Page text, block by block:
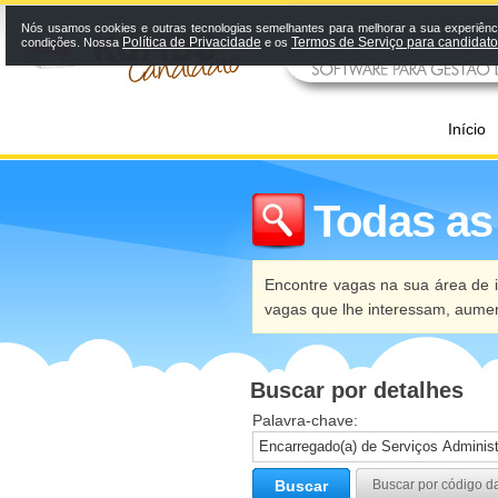
Início
Todas
Encontre vagas na sua área
vagas que lhe interessam,
Buscar por detalhes
Palavra-chave:
Buscar Buscar por código
Nós usamos cookies e outras tecnologias semelhantes para melhorar a sua
condições. Nossa Política de Privacidade e os Termos de Serviço para